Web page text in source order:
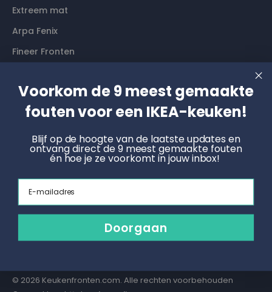
Extreem mat
Arpa Fenix
Fineer Fronten
Contact
Langs komen? Graag even een afspraak maken. Dan
hebben wij alle tijd voor je.
Boek een online afspraak
KNOET
Radonstraat 4, 7031 GT Wehl
info@keukenfronten.com
© 2026 Keukenfronten.com. Alle rechten voorbehouden
Voorkom de 9 meest gemaakte
fouten voor een IKEA-keuken!
Blijf op de hoogte van de laatste updates en
ontvang direct de 9 meest gemaakte fouten
én hoe je ze voorkomt in jouw inbox!
Doorgaan